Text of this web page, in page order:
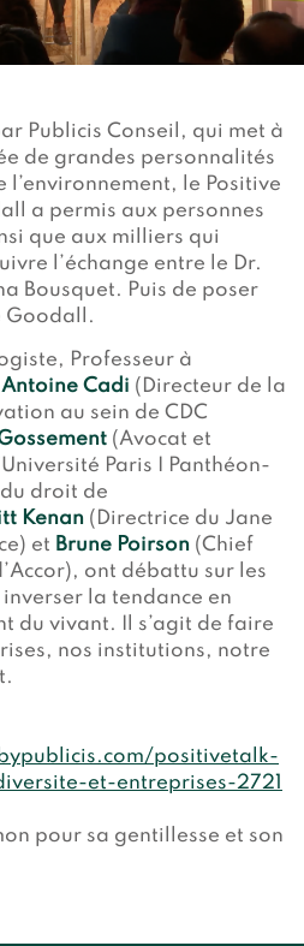
des Amis de Jane"
Publicis Conseil, qui met à
de grandes personnalités
l’environnement, le Positive
a permis aux personnes
que aux milliers qui
l’échange entre le Dr.
Bousquet. Puis de poser
Goodall.
Professeur à
Antoine Cadi (Directeur de la
au sein de CDC
(Avocat et
Paris I Panthéon-
droit de
Kenan (Directrice du Jane
et Brune Poirson (Chief
ont débattu sur les
la tendance en
du vivant. Il s’agit de faire
nos institutions, notre
positivetalk-
et-entreprises-2721
pour sa gentillesse et son